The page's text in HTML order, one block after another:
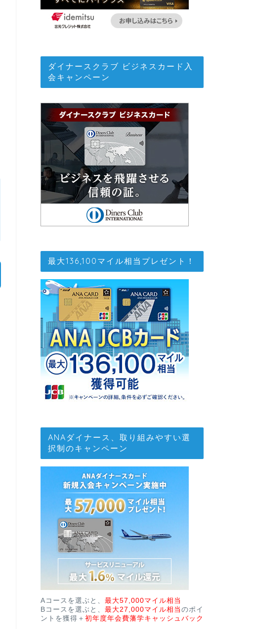
ダイナースクラブ ビジネスカード入
会キャンペーン
最大136,100マイル相当プレゼント！
ANAダイナース、取り組みやすい選
択制のキャンペーン
Aコースを選ぶと、 最大57,000マイル相当
Bコースを選ぶと、 最大27,000マイル相当 のポイ
ントを獲得＋ 初年度年会費藩学キャッシュバック